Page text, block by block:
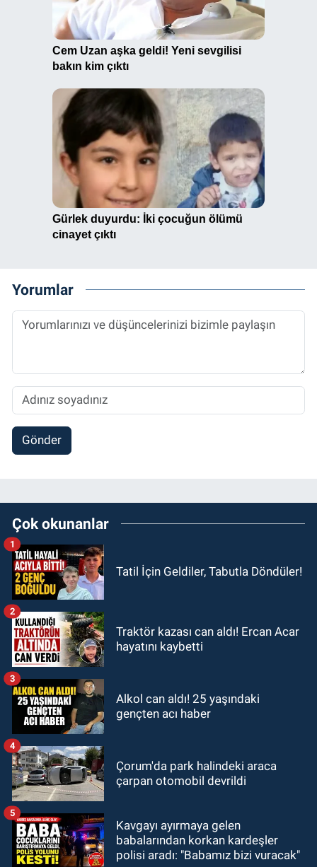
Yorumlar
Gönder
Çok okunanlar
Tatil İçin Geldiler, Tabutla Döndüler!
1
Traktör kazası can aldı! Ercan Acar
hayatını kaybetti
2
Alkol can aldı! 25 yaşındaki
gençten acı haber
3
Çorum'da park halindeki araca
çarpan otomobil devrildi
4
Kavgayı ayırmaya gelen
babalarından korkan kardeşler
polisi aradı: "Babamız bizi vuracak"
5